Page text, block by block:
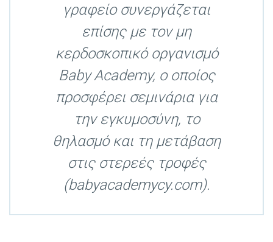
γραφείο συνεργάζεται
επίσης με τον μη
κερδοσκοπικό οργανισμό
Baby Academy, ο οποίος
προσφέρει σεμινάρια για
την εγκυμοσύνη, το
θηλασμό και τη μετάβαση
στις στερεές τροφές
(babyacademycy.com).